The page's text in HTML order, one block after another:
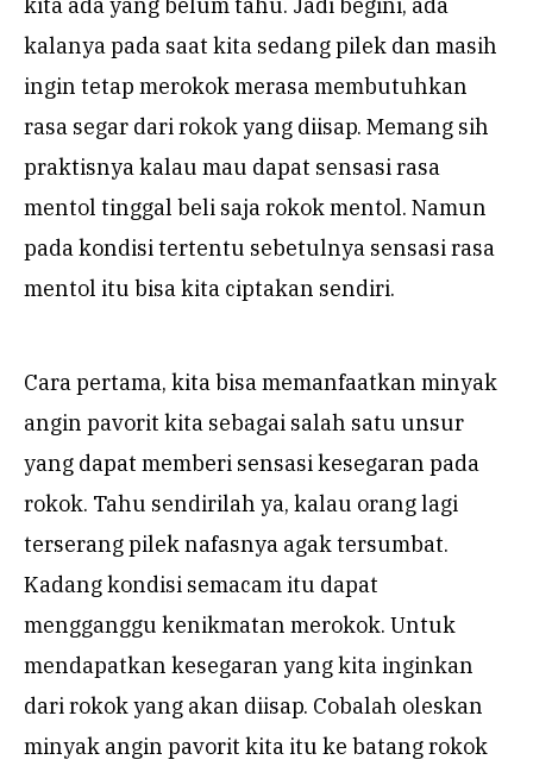
kalanya pada saat kita sedang pilek dan masih
ingin tetap merokok merasa membutuhkan
rasa segar dari rokok yang diisap. Memang sih
praktisnya kalau mau dapat sensasi rasa
mentol tinggal beli saja rokok mentol. Namun
pada kondisi tertentu sebetulnya sensasi rasa
mentol itu bisa kita ciptakan sendiri.
Cara pertama, kita bisa memanfaatkan minyak
angin pavorit kita sebagai salah satu unsur
yang dapat memberi sensasi kesegaran pada
rokok. Tahu sendirilah ya, kalau orang lagi
terserang pilek nafasnya agak tersumbat.
Kadang kondisi semacam itu dapat
mengganggu kenikmatan merokok. Untuk
mendapatkan kesegaran yang kita inginkan
dari rokok yang akan diisap. Cobalah oleskan
minyak angin pavorit kita itu ke batang rokok